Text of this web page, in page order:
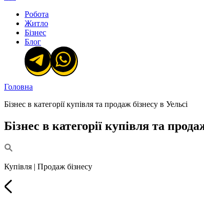
Робота
Житло
Бізнес
Блог
Головна
Бізнес в категорії купівля та продаж бізнесу в Уельсі
Бізнес в категорії купівля та
Купівля | Продаж бізнесу